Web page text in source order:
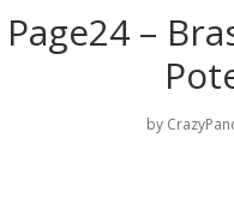
Page24 –
by